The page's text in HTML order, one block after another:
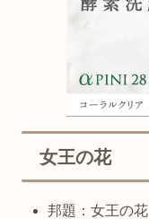
女王の花
邦題：女王の花